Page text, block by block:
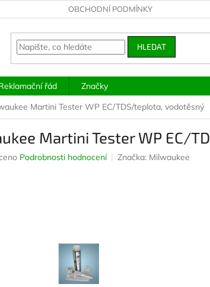
OBCHODNÍ PODMÍNKY
HLEDAT
řád
Značky
Martini Tester WP EC/TDS/teplota, vodotěsný
Martini Tester WP EC/
Podrobnosti hodnocení Značka: Milwaukee